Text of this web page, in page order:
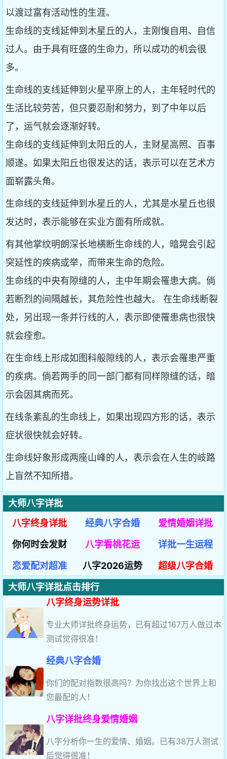
以渡过富有活动性的生涯。
生命线的支线延伸到木星丘的人，主刚愎自用、自信
过人。由于具有旺盛的生命力，所以成功的机会很
多。
生命线的支线延伸到火星平原上的人，主年轻时代的
生活比较劳苦，但只要忍耐和努力，到了中年以后
了，运气就会逐渐好转。
生命线的支线延伸到太阳丘的人，主财星高照、百事
顺遂。如果太阳丘也很发达的话，表示可以在艺术方
面崭露头角。
生命线的支线延伸到水星丘的人，尤其是水星丘也很
发达时，表示能够在实业方面有所成就。
有其他掌纹明朗深长地横断生命线的人，暗晃会引起
突延性的疾病或举，而带来生命的危险。
生命线的中央有隙缝的人，主中年期会罹患大病。倘
若断烈的间隔越长，其危险性也越大。 在生命线断裂
处，另出现一条并行线的人，表示即使罹患病也很快
就会痊愈。
在生命线上形成如图科般隙线的人，表示会罹患严重
的疾病。倘若两手的同一部门都有同样隙缝的话，暗
示会因其病而死。
在线条紊乱的生命线上，如果出现四方形的话，表示
症状很快就会好转。
生命线好象形成两座山峰的人，表示会在人生的岐路
上盲然不知所措。
大师八字详批
八字终身详批
经典八字合婚
爱情婚姻详批
你何时会发财
八字看桃花运
详批一生运程
恋爱配对超准
八字2026运势
超级八字合婚
大师八字详批点击排行
八字终身运势详批
专业大师详批终身运势，已有超过167万人做过本
测试觉得很准！
经典八字合婚
你们的配对指数很高吗？为你找出这个世界上和
您最配的人！
八字详批终身爱情婚姻
八字分析你一生的爱情、婚姻。已有38万人测试
后觉得很准！